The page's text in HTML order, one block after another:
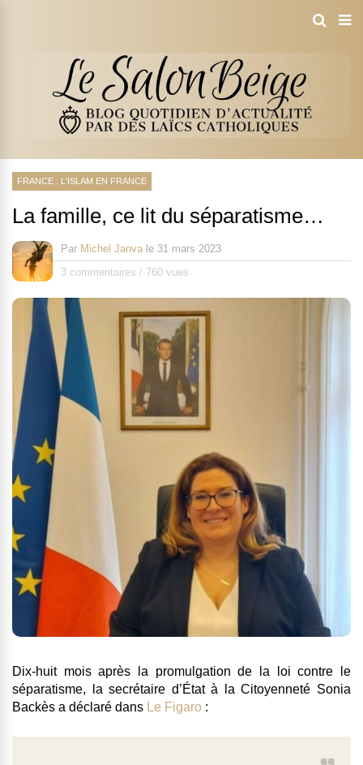
FRANCE : L'ISLAM EN FRANCE
La famille, ce lit du séparatisme…
Par Michel Janva le 31 mars 2023
3 commentaires / 760 vues
Dix-huit mois après la promulgation de la loi contre le
séparatisme, la secrétaire d’État à la Citoyenneté Sonia
Backès a déclaré dans Le Figaro :